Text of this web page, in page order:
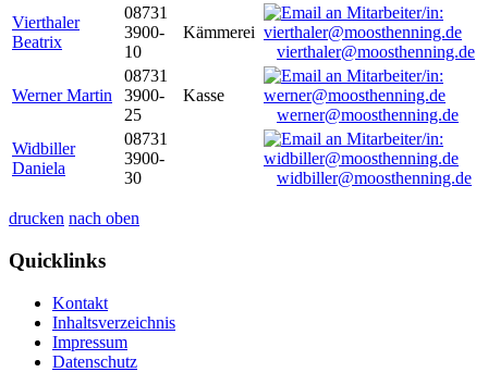
Vierthaler
Beatrix
08731
3900-
10
Kämmerei
vierthaler@moosthenning.de
Werner Martin
08731
3900-
25
Kasse
werner@moosthenning.de
Widbiller
Daniela
08731
3900-
30
widbiller@moosthenning.de
drucken nach oben
Quicklinks
Kontakt
Inhaltsverzeichnis
Impressum
Datenschutz